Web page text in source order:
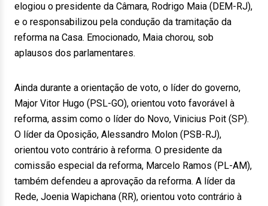
elogiou o presidente da Câmara, Rodrigo Maia (DEM-RJ),
e o responsabilizou pela condução da tramitação da
reforma na Casa. Emocionado, Maia chorou, sob
aplausos dos parlamentares.
Ainda durante a orientação de voto, o líder do governo,
Major Vitor Hugo (PSL-GO), orientou voto favorável à
reforma, assim como o líder do Novo, Vinicius Poit (SP).
O líder da Oposição, Alessandro Molon (PSB-RJ),
orientou voto contrário à reforma. O presidente da
comissão especial da reforma, Marcelo Ramos (PL-AM),
também defendeu a aprovação da reforma. A líder da
Rede, Joenia Wapichana (RR), orientou voto contrário à